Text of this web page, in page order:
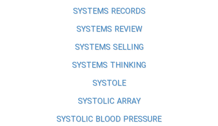
SYSTEMS RECORDS
SYSTEMS REVIEW
SYSTEMS SELLING
SYSTEMS THINKING
SYSTOLE
SYSTOLIC ARRAY
SYSTOLIC BLOOD PRESSURE